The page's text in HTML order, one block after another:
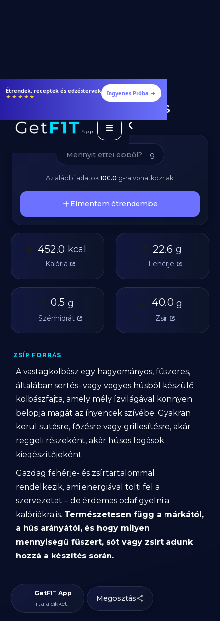
Fogyj és izmosodj hatékonyabban
★★★★★ Ingyenes Próba →
Vastagkolbász –
Kalóriatartalom és
Tápanyagok
g
Az alábbi adatok100.0 g-ra vonatkoznak.
Elmentem étrendembe
🔥 452.0 kcal
Kalória
🥩 22.6 g
Fehérje
🥔 0.5 g
Szénhidrát
🫒 40.0 g
Zsír
ZSÍR FORRÁS‍
A vastagkolbász egy hagyományos, fűszeres,
általában sertés- vagy vegyes húsból készülő
kolbászfajta, amely mély ízvilágával könnyen
belopja magát az ínyencek szívébe. Gyakran
kerül sütésre, főzésre vagy grillesítésre, akár
reggeli részeként, akár húsos fogások
kiegészítőjeként.
Gazdag fehérje- és zsírtartalommal
rendelkezik, ami energiával tölti fel a
szervezetet – de érdemes odafigyelni a
kalóriákra is. Természetesen függ a márkától,
a hús arányától, és hogy milyen
mennyiségű fűszert, sót vagy zsírt adunk
hozzá a készítés során.
GetFIT App
írta a cikket.
Megosztás